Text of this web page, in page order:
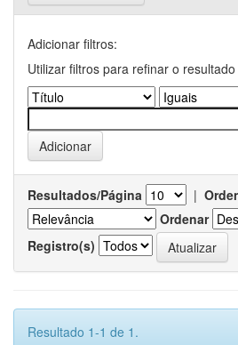
Adicionar filtros:
Utilizar filtros para refinar o
Resultados/Página |
Ordenar
Registro(s)
Resultado 1-1 de 1.